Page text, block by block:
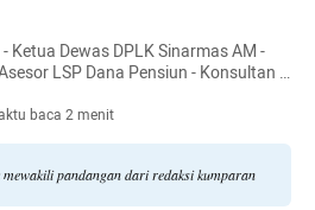
Ketua Dewas DPLK Sinarmas AM -
LSP Dana Pensiun - Konsultan -
54 buku
baca 2 menit
pandangan dari redaksi kumparan